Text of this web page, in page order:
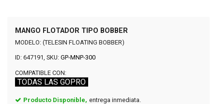
MANGO FLOTADOR TIPO BOBBER
MODELO: (TELESIN FLOATING BOBBER)
ID: 647191, SKU: GP-MNP-300
COMPATIBLE CON:
TODAS LAS GOPRO
Producto Disponible, entrega inmediata.